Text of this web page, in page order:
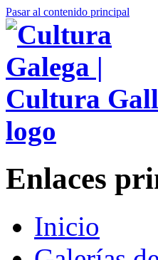
Pasar al contenido principal
Enlaces
Inicio